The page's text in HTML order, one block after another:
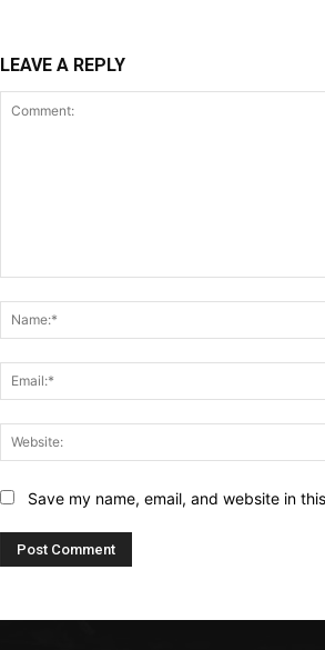
LEAVE A REPLY
Save my name, email, and website in